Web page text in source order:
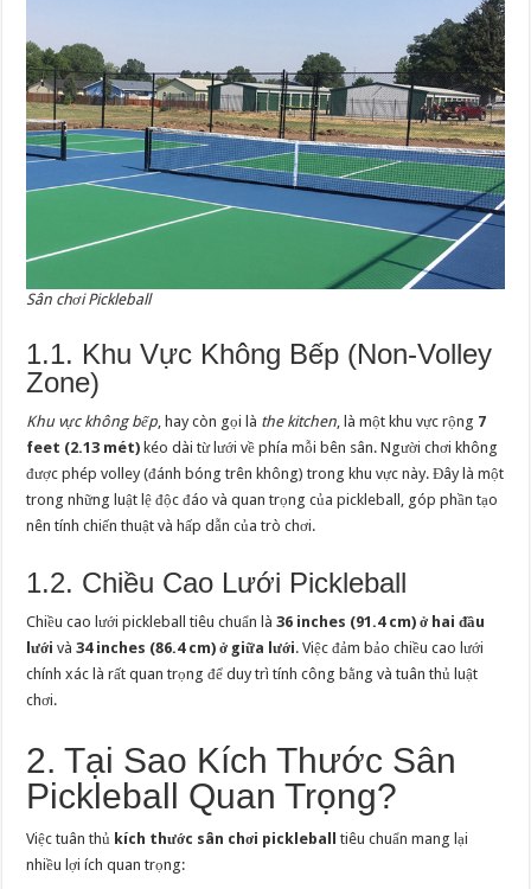
Sân chơi Pickleball
1.1. Khu Vực Không Bếp (Non-Volley
Zone)
Khu vực không bếp , hay còn gọi là the kitchen , là một khu vực rộng 7
feet (2.13 mét) kéo dài từ lưới về phía mỗi bên sân. Người chơi không
được phép volley (đánh bóng trên không) trong khu vực này. Đây là một
trong những luật lệ độc đáo và quan trọng của pickleball, góp phần tạo
nên tính chiến thuật và hấp dẫn của trò chơi.
1.2. Chiều Cao Lưới Pickleball
Chiều cao lưới pickleball tiêu chuẩn là36 inches (91.4 cm) ở hai đầu
lưới và34 inches (86.4 cm) ở giữa lưới. Việc đảm bảo chiều cao lưới
chính xác là rất quan trọng để duy trì tính công bằng và tuân thủ luật
chơi.
2. Tại Sao Kích Thước Sân
Pickleball Quan Trọng?
Việc tuân thủ kích thước sân chơi pickleball tiêu chuẩn mang lại
nhiều lợi ích quan trọng: